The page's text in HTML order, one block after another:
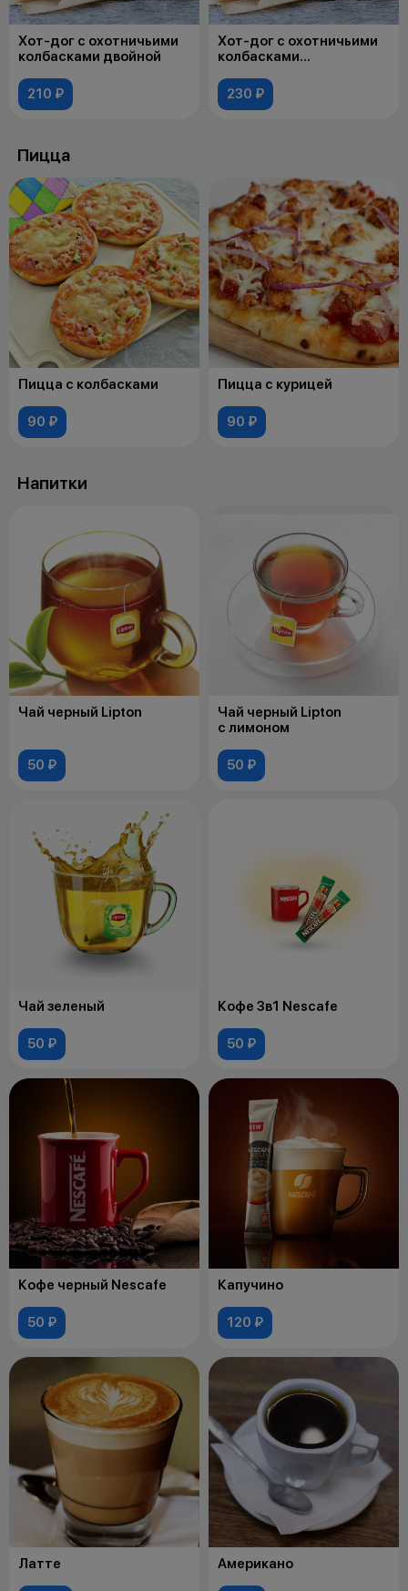
Хот-дог с охотничьими
колбасками двойной
210 ₽
Хот-дог с охотничьими
колбасками
230 ₽
Пицца
Пицца с колбасками
90 ₽
Пицца с курицей
90 ₽
Напитки
Чай черный Lipton
50 ₽
Чай черный Lipton
с лимоном
50 ₽
Чай зеленый
50 ₽
Кофе 3в1 Nescafe
50 ₽
Кофе черный Nescafe
50 ₽
Капучино
120 ₽
Латте Американо